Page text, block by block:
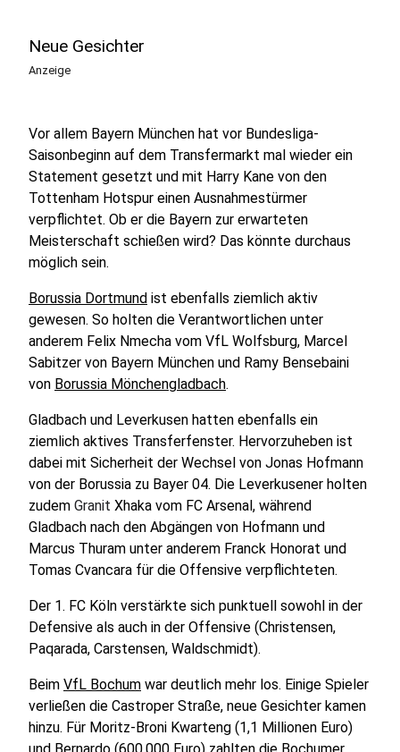
Neue Gesichter
Anzeige
Vor allem Bayern München hat vor Bundesliga-
Saisonbeginn auf dem Transfermarkt mal wieder ein
Statement gesetzt und mit Harry Kane von den
Tottenham Hotspur einen Ausnahmestürmer
verpflichtet. Ob er die Bayern zur erwarteten
Meisterschaft schießen wird? Das könnte durchaus
möglich sein.
Borussia Dortmund ist ebenfalls ziemlich aktiv
gewesen. So holten die Verantwortlichen unter
anderem Felix Nmecha vom VfL Wolfsburg, Marcel
Sabitzer von Bayern München und Ramy Bensebaini
von Borussia Mönchengladbach.
Gladbach und Leverkusen hatten ebenfalls ein
ziemlich aktives Transferfenster. Hervorzuheben ist
dabei mit Sicherheit der Wechsel von Jonas Hofmann
von der Borussia zu Bayer 04. Die Leverkusener holten
zudem Granit Xhaka vom FC Arsenal, während
Gladbach nach den Abgängen von Hofmann und
Marcus Thuram unter anderem Franck Honorat und
Tomas Cvancara für die Offensive verpflichteten.
Der 1. FC Köln verstärkte sich punktuell sowohl in der
Defensive als auch in der Offensive (Christensen,
Paqarada, Carstensen, Waldschmidt).
Beim VfL Bochum war deutlich mehr los. Einige Spieler
verließen die Castroper Straße, neue Gesichter kamen
hinzu. Für Moritz-Broni Kwarteng (1,1 Millionen Euro)